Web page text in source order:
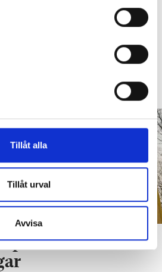
Tillåt alla
Tillåt urval
Avvisa
i förskolan kan
skriver Linda
på stressen med